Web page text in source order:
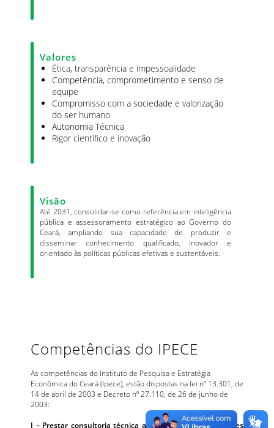
Valores
Ética, transparência e impessoalidade
Competência, comprometimento e senso de
equipe
Compromisso com a sociedade e valorização
do ser humano
Autonomia Técnica
Rigor científico e inovação
Visão
Até 2031, consolidar-se como referência em inteligência
pública e assessoramento estratégico ao Governo do
Ceará, ampliando sua capacidade de produzir e
disseminar conhecimento qualificado, inovador e
orientado às políticas públicas efetivas e sustentáveis.
Competências do IPECE
As competências do Instituto de Pesquisa e Estratégia
Econômica do Ceará (Ipece), estão dispostas na lei nº 13.301, de
14 de abril de 2003 e Decreto nº 27.110, de 26 de junho de
2003:
I – Prestar consultoria técnica a outros órgãos e entidades